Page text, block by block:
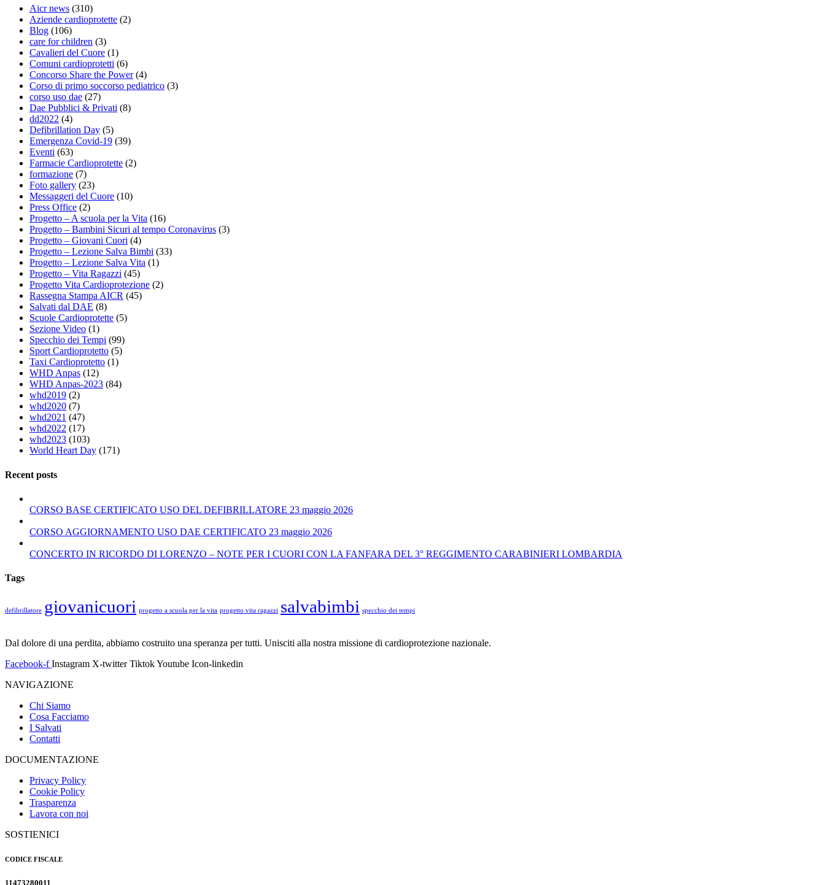
Aicr news (310)
Aziende cardioprotette (2)
Blog (106)
care for children (3)
Cavalieri del Cuore (1)
Comuni cardioprotetti (6)
Concorso Share the Power(4)
Corso di primo soccorso pediatrico (3)
corso uso dae (27)
Dae Pubblici & Privati (8)
dd2022 (4)
Defibrillation Day (5)
Emergenza Covid-19 (39)
Eventi (63)
Farmacie Cardioprotette (2)
formazione (7)
Foto gallery (23)
Messaggeri del Cuore (10)
Press Office (2)
Progetto – A scuola per la Vita (16)
Progetto – Bambini Sicuri al tempo Coronavirus (3)
Progetto – Giovani Cuori (4)
Progetto – Lezione Salva Bimbi (33)
Progetto – Lezione Salva Vita (1)
Progetto – Vita Ragazzi (45)
Progetto Vita Cardioprotezione (2)
Rassegna Stampa AICR (45)
Salvati dal DAE (8)
Scuole Cardioprotette (5)
Sezione Video (1)
Specchio dei Tempi (99)
Sport Cardioprotetto (5)
Taxi Cardioprotetto (1)
WHD Anpas (12)
WHD Anpas-2023 (84)
whd2019 (2)
whd2020 (7)
whd2021 (47)
whd2022 (17)
whd2023 (103)
World Heart Day (171)
Recent posts
CORSO BASE CERTIFICATO USO DEL DEFIBRILLATORE 23 maggio 2026
CORSO AGGIORNAMENTO USO DAE CERTIFICATO 23 maggio 2026
CONCERTO IN RICORDO DI LORENZO – NOTE PER I CUORI CON LA FANFARA DEL 3° REGGIMENTO CARABINIERI LOMBARDIA
Tags
defibrillatore giovanicuori progetto a scuola per la vita progetto vita ragazzi salvabimbi specchio dei tempi
Dal dolore di una perdita, abbiamo costruito una speranza per tutti. Unisciti alla nostra missione di cardioprotezione nazionale.
Facebook-f Instagram X-twitter TiktokYoutube Icon-linkedin
NAVIGAZIONE
Chi Siamo
Cosa Facciamo
I Salvati
Contatti
DOCUMENTAZIONE
Privacy Policy
Cookie Policy
Trasparenza
Lavora con noi
SOSTIENICI
CODICE FISCALE
11473280011